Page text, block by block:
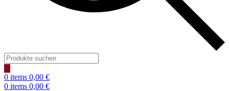
Products
search
0 items 0,00 €
0 items 0,00 €